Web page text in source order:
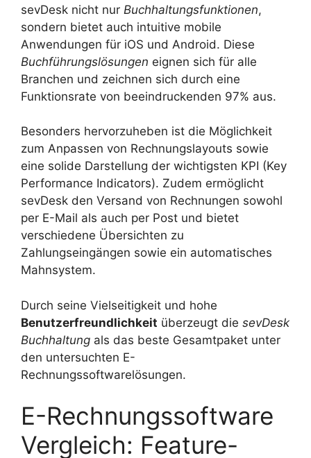
sevDesk nicht nur Buchhaltungsfunktionen,
sondern bietet auch intuitive mobile
Anwendungen für iOS und Android. Diese
Buchführungslösungen eignen sich für alle
Branchen und zeichnen sich durch eine
Funktionsrate von beeindruckenden 97% aus.
Besonders hervorzuheben ist die Möglichkeit
zum Anpassen von Rechnungslayouts sowie
eine solide Darstellung der wichtigsten KPI (Key
Performance Indicators). Zudem ermöglicht
sevDesk den Versand von Rechnungen sowohl
per E-Mail als auch per Post und bietet
verschiedene Übersichten zu
Zahlungseingängen sowie ein automatisches
Mahnsystem.
Durch seine Vielseitigkeit und hohe
Benutzerfreundlichkeit überzeugt die sevDesk
Buchhaltung als das beste Gesamtpaket unter
den untersuchten E-
Rechnungssoftwarelösungen.
E-Rechnungssoftware
Vergleich: Feature-